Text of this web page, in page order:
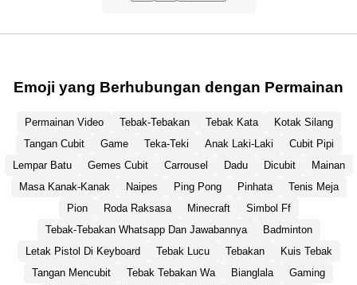
Emoji yang Berhubungan dengan Permainan
Permainan Video Tebak-Tebakan Tebak Kata
Kotak Silang
Tangan Cubit
Game Teka-Teki Anak Laki-Laki
Cubit Pipi
Lempar Batu
Gemes Cubit Carrousel Dadu Dicubit
Mainan
Masa Kanak-Kanak
Naipes Ping Pong Pinhata
Tenis Meja
Pion
Roda Raksasa Minecraft
Simbol Ff
Tebak-Tebakan Whatsapp Dan Jawabannya
Badminton
Letak Pistol Di Keyboard
Tebak Lucu Tebakan
Kuis Tebak
Tangan Mencubit
Tebak Tebakan Wa Bianglala
Gaming